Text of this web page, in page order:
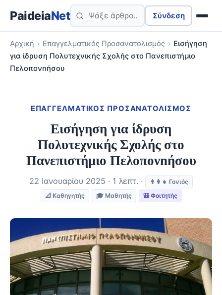
PaideiaNet Σύνδεση
Αρχική › Επαγγελματικός Προσανατολισμός › Εισήγηση
για ίδρυση Πολυτεχνικής Σχολής στο Πανεπιστήμιο
Πελοπονnήσου
ΕΠΑΓΓΕΛΜΑΤΙΚΌΣ ΠΡΟΣΑΝΑΤΟΛΙΣΜΌΣ
Εισήγηση για ίδρυση
Πολυτεχνικής Σχολής στο
Πανεπιστήμιο Πελοπονnήσου
22 Ιανουαρίου 2025 · 1 λεπτ. ·
👨‍👩‍👧 Γονιός
📐 Καθηγητής
🎓 Μαθητής 🎒 Φοιτητής